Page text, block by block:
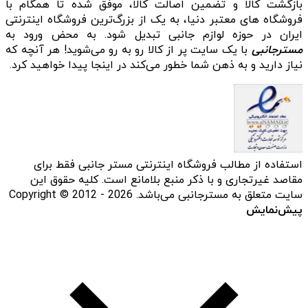
بازگشت کالا و تضمین اصالت کالا، موفق شده تا همگام با
فروشگاه‌ های معتبر دنیا، به یک از بزرگ‌ترین فروشگاه اینترنتی
ایران در حوزه لوازم جانبی تبدیل شود. به محض ورود به
مسترجانبی با یک سایت پر از کالا رو به رو می‌شوید! هر آنچه که
نیاز دارید و به ذهن شما خطور می‌کند در اینجا پیدا خواهید کرد.
استفاده از مطالب فروشگاه اینترنتی مستر جانبی فقط برای
مقاصد غیرتجاری و با ذکر منبع بلامانع است. کلیه حقوق این
سایت متعلق به مسترجانبی می‌باشد. Copyright © 2012 - 2026
پیش‌نمایش